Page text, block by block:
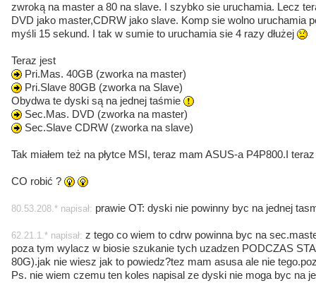
zwroką na master a 80 na slave. I szybko sie uruchamia. Lecz
DVD jako master,CDRW jako slave. Komp sie wolno uruchamia
myśli 15 sekund. I tak w sumie to uruchamia sie 4 razy dłużej
Teraz jest
Pri.Mas. 40GB (zworka na master)
Pri.Slave 80GB (zworka na Slave)
Obydwa te dyski są na jednej taśmie
Sec.Mas. DVD (zworka na master)
Sec.Slave CDRW (zworka na slave)
Tak miałem też na płytce MSI, teraz mam ASUS-a P4P800.I
CO robić ?
80.53.208.* napisał: prawie OT: dyski nie powinny byc na jednej
62.21.1.* napisał: z tego co wiem to cdrw powinna byc na
poza tym wylacz w biosie szukanie tych uzadzen PODCZAS
80G).jak nie wiesz jak to powiedz?tez mam asusa ale nie
Ps. nie wiem czemu ten koles napisal ze dyski nie moga byc na